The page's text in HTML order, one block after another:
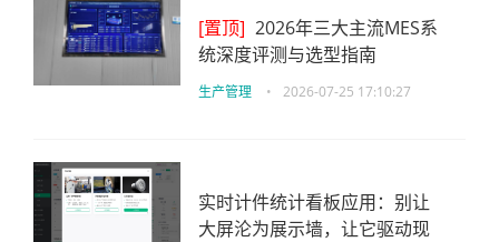
[置顶] 2026年三大主流MES系
统深度评测与选型指南
生产管理 • 2026-07-25 17:10:27
实时计件统计看板应用：别让
大屏沦为展示墙，让它驱动现